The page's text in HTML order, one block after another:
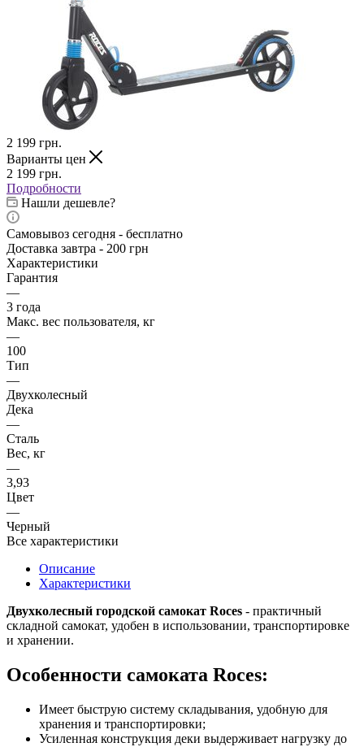
2 199 грн.
Варианты цен
2 199 грн.
Подробности
Нашли дешевле?
Самовывоз сегодня - бесплатно
Доставка завтра - 200 грн
Характеристики
Гарантия
—
3 года
Макс. вес пользователя, кг
—
100
Тип
—
Двухколесный
Дека
—
Сталь
Вес, кг
—
3,93
Цвет
—
Черный
Все характеристики
Описание
Характеристики
Двухколесный городской самокат Roces - практичный
складной самокат, удобен в использовании, транспортировке
и хранении.
Особенности самоката Roces:
Имеет быструю систему складывания, удобную для
хранения и транспортировки;
Усиленная конструкция деки выдерживает нагрузку до